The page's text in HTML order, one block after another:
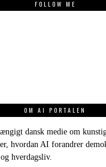
FOLLOW ME
OM AI PORTALEN
dansk medie om
hvordan AI forandrer
hverdagsliv.